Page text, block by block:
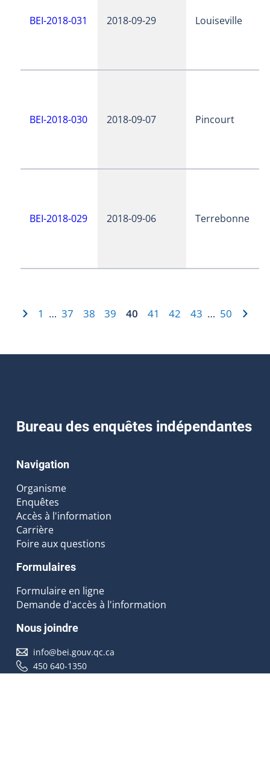
BEI-2018-031 2018-09-29 Louiseville
BEI-2018-030 2018-09-07 Pincourt
BEI-2018-029 2018-09-06 Terrebonne
1 … 37 38 39 40 41 42 43 … 50
Bureau des enquêtes indépendantes
Navigation
Organisme
Enquêtes
Accès à l'information
Carrière
Foire aux questions
Formulaires
Formulaire en ligne
Demande d'accès à l'information
Nous joindre
info@bei.gouv.qc.ca
450 640-1350